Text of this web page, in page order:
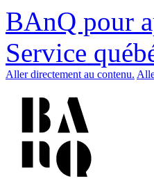
BAnQ pour
Service
Aller directement au contenu.